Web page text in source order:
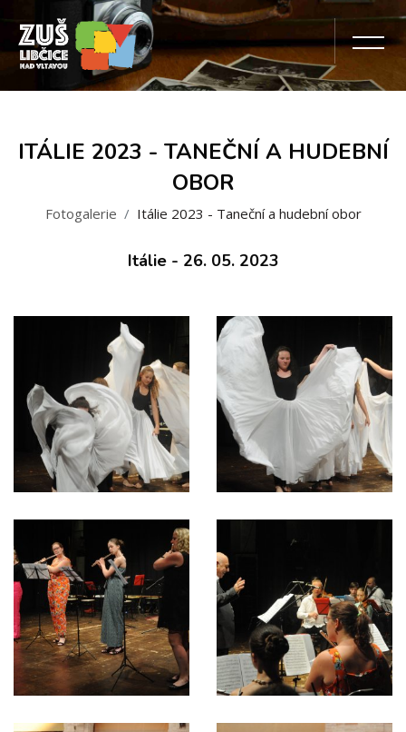
ITÁLIE 2023 - TANEČNÍ A HUDEBNÍ
OBOR
Fotogalerie Itálie 2023 - Taneční a hudební obor
Itálie - 26. 05. 2023